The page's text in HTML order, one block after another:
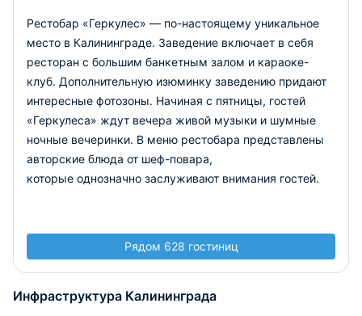
Рестобар «Геркулес» — по-настоящему уникальное
место в Калининграде. Заведение включает в себя
ресторан с большим банкетным залом и караоке-
клуб. Дополнительную изюминку заведению придают
интересные фотозоны. Начиная с пятницы, гостей
«Геркулеса» ждут вечера живой музыки и шумные
ночные вечеринки. В меню рестобара представлены
авторские блюда от шеф-повара,
которые однозначно заслуживают внимания гостей.
Рядом 628 гостиниц
Инфраструктура Калининграда